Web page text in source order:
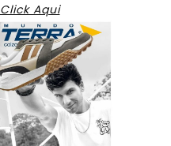
Click Aqui